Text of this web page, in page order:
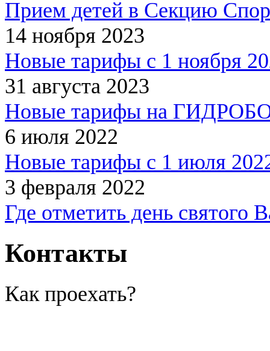
Прием детей в Секцию
14 ноября 2023
Новые тарифы с 1 ноября
31 августа 2023
Новые тарифы на
6 июля 2022
Новые тарифы с 1 июля
3 февраля 2022
Где отметить день святого
Контакты
Как проехать?